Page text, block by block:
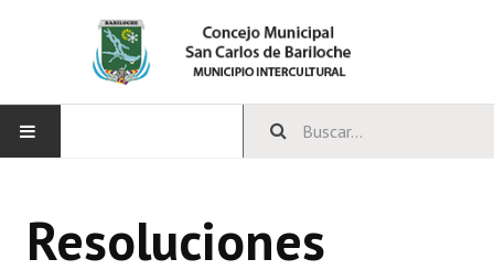
CONCEJO
Resoluciones